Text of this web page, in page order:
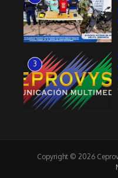
3
Copyright © 2026